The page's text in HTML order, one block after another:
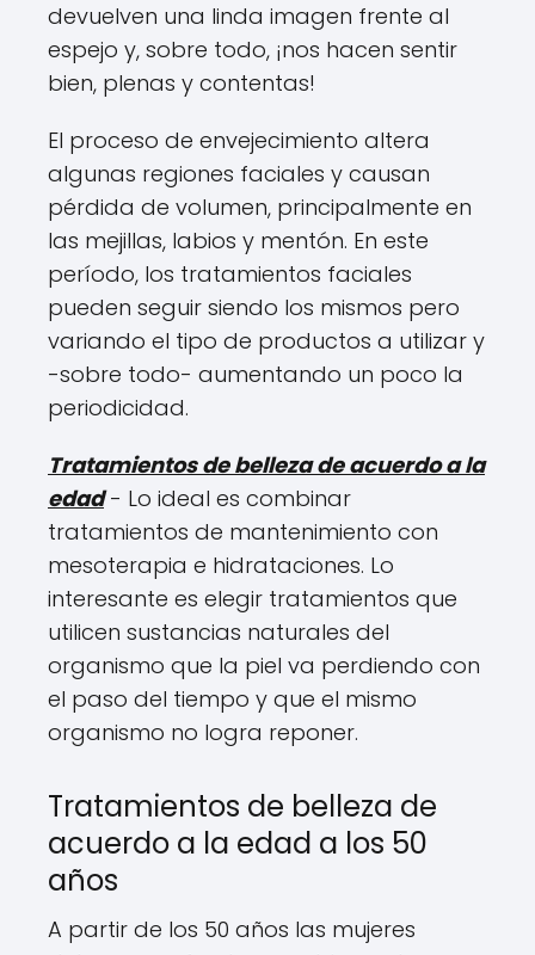
devuelven una linda imagen frente al
espejo y, sobre todo, ¡nos hacen sentir
bien, plenas y contentas!
El proceso de envejecimiento altera
algunas regiones faciales y causan
pérdida de volumen, principalmente en
las mejillas, labios y mentón. En este
período, los tratamientos faciales
pueden seguir siendo los mismos pero
variando el tipo de productos a utilizar y
-sobre todo- aumentando un poco la
periodicidad.
Tratamientos de belleza de acuerdo a la
edad- Lo ideal es combinar
tratamientos de mantenimiento con
mesoterapia e hidrataciones. Lo
interesante es elegir tratamientos que
utilicen sustancias naturales del
organismo que la piel va perdiendo con
el paso del tiempo y que el mismo
organismo no logra reponer.
Tratamientos de belleza de
acuerdo a la edad a los 50
años
A partir de los 50 años las mujeres